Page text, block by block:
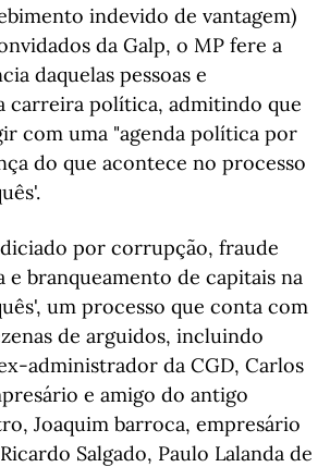
indevido de vantagem)
da Galp, o MP fere a
daquelas pessoas e
carreira política, admitindo que
com uma "agenda política por
do que acontece no processo
por corrupção, fraude
e branqueamento de capitais na
um processo que conta com
de arguidos, incluindo
administrador da CGD, Carlos
e amigo do antigo
Joaquim barroca, empresário
Salgado, Paulo Lalanda de